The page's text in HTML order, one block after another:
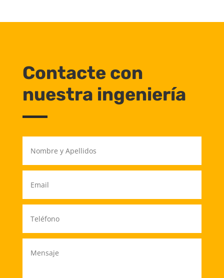
Contacte con
nuestra ingeniería